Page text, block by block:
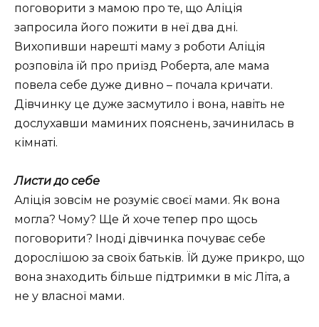
поговорити з мамою про те, що Аліція
запросила його пожити в неї два дні.
Вихопивши нарешті маму з роботи Аліція
розповіла їй про приїзд Роберта, але мама
повела себе дуже дивно – почала кричати.
Дівчинку це дуже засмутило і вона, навіть не
дослухавши маминих пояснень, зачинилась в
кімнаті.
Листи до себе
Аліція зовсім не розуміє своєї мами. Як вона
могла? Чому? Ще й хоче тепер про щось
поговорити? Іноді дівчинка почуває себе
дорослішою за своїх батьків. Їй дуже прикро, що
вона знаходить більше підтримки в міс Літа, а
не у власної мами.